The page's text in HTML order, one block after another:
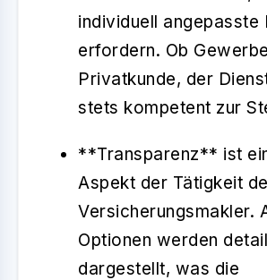
individuell angepasste
erfordern. Ob
Privatkunde, der
stets kompetent zur
**Transparenz** ist
Aspekt der Tätigkeit
Versicherungsmakler.
Optionen werden
dargestellt, was die